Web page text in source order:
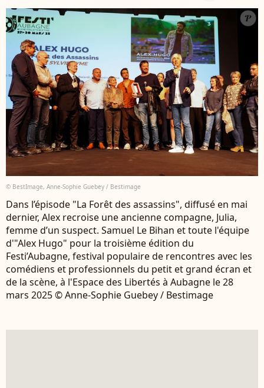
© BestImage, Anne-Sophie Guebey / Bestimage
Dans l’épisode "La Forêt des assassins", diffusé en mai
dernier, Alex recroise une ancienne compagne, Julia,
femme d’un suspect. Samuel Le Bihan et toute l'équipe
d'"Alex Hugo" pour la troisième édition du
Festi’Aubagne, festival populaire de rencontres avec les
comédiens et professionnels du petit et grand écran et
de la scène, à l'Espace des Libertés à Aubagne le 28
mars 2025 © Anne-Sophie Guebey / Bestimage